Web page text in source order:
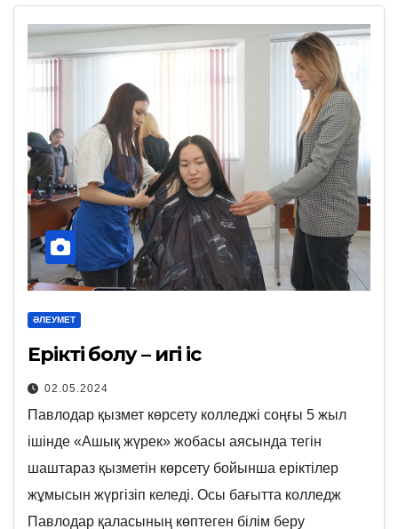
ӘЛЕУМЕТ
Ерікті болу – игі іс
02.05.2024
Павлодар қызмет көрсету колледжі соңғы 5 жыл
ішінде «Ашық жүрек» жобасы аясында тегін
шаштараз қызметін көрсету бойынша еріктілер
жұмысын жүргізіп келеді. Осы бағытта колледж
Павлодар қаласының көптеген білім беру